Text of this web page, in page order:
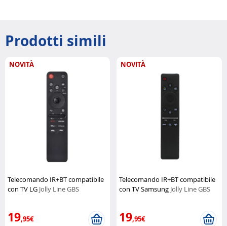
Prodotti simili
NOVITÀ
Telecomando IR+BT compatibile
con TV LG Jolly Line GBS
19,95€
NOVITÀ
Telecomando IR+BT compatibile
con TV Samsung Jolly Line GBS
19,95€